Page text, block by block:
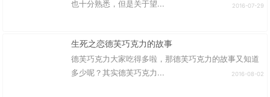
也十分熟悉，但是关于望...
2016-07-29
生死之恋德芙巧克力的故事
德芙巧克力大家吃得多啦，那德芙巧克力的故事又知道
多少呢？其实德芙巧克力...
2016-08-02